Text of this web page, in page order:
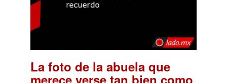
La foto de la abuela que
merece verse tan bien como